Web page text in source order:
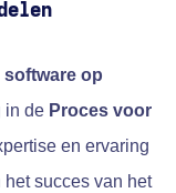
op
in de Proces voor
en ervaring
succes van het